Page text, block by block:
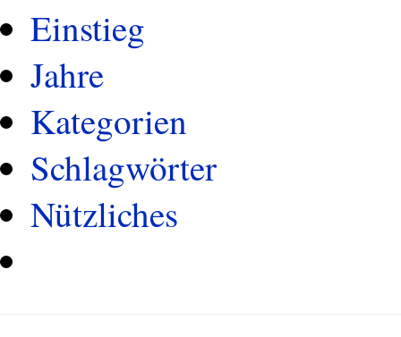
Einstieg
Jahre
Kategorien
Schlagwörter
Nützliches